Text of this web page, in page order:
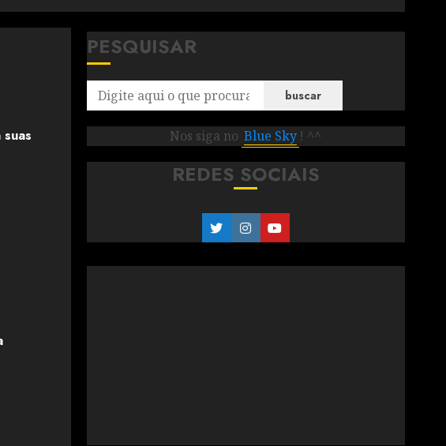
PESQUISAR
buscar
Nos siga no Blue Sky ! ^^
REDES SOCIAIS